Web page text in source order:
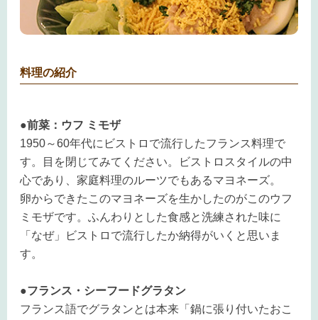
料理の紹介
●前菜：ウフ ミモザ
1950～60年代にビストロで流行したフランス料理で
す。目を閉じてみてください。ビストロスタイルの中
心であり、家庭料理のルーツでもあるマヨネーズ。
卵からできたこのマヨネーズを生かしたのがこのウフ
ミモザです。ふんわりとした食感と洗練された味に
「なぜ」ビストロで流行したか納得がいくと思いま
す。
●フランス・シーフードグラタン
フランス語でグラタンとは本来「鍋に張り付いたおこ